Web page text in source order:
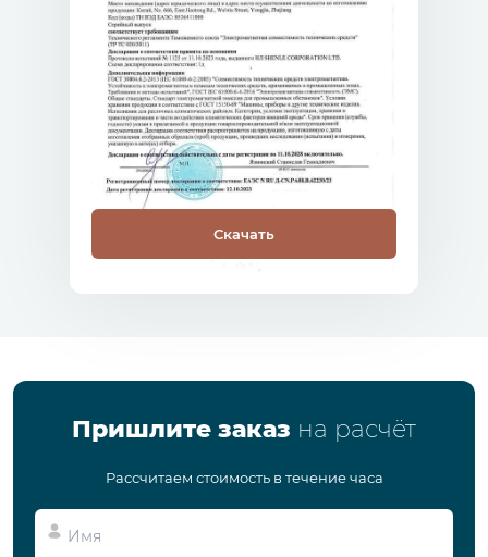
Скачать
Пришлите заказ на расчёт
Рассчитаем стоимость в течение часа